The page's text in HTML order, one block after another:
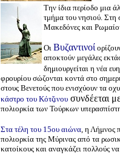
Την ίδια περίοδο μια
τμήμα του νησιού. Στη
Μακεδόνες και
Οι Βυζαντινοί
αποκτούν μεγάλες
δημιουργείται η νέα
φρουρίου σώζονται κοντά στο
στους Βενετούς που ενισχύουν τα
κάστρο του Κότζινου συνδέεται
πολιορκία των Τούρκων
Στα τέλη του 15ου αιώνα, η Λήμνος
πολιορκία της Μύρινας από τα
κατοίκους και αναγκάζει πολλούς